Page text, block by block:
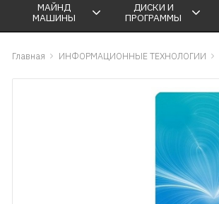
МАЙНД
МАШИНЫ
ДИСКИ И
ПРОГРАММЫ
Главная ИНФОРМАЦИОННЫЕ ТЕХНОЛОГИИ